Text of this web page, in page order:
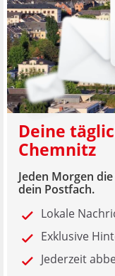
Deine
Chemnitz
Jeden Morgen
dein Postfach.
Lokale
Exklusive
Jederzeit